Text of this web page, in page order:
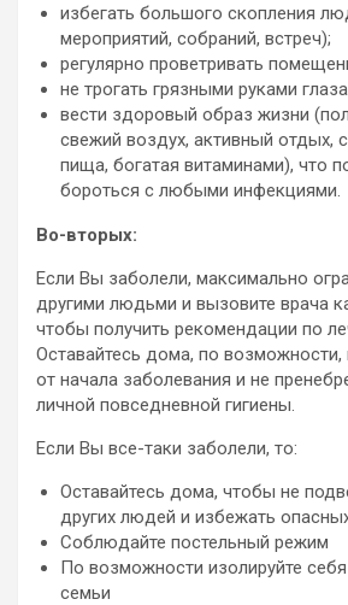
избегать большого скопления
мероприятий, собраний, встреч);
регулярно проветривать
не трогать грязными руками
вести здоровый образ жизни
свежий воздух, активный отдых,
пища, богатая витаминами), что
бороться с любыми инфекциями.
Во-вторых:
Если Вы заболели, максимально
другими людьми и вызовите врача
чтобы получить рекомендации по
Оставайтесь дома, по возможности,
от начала заболевания и не
личной повседневной гигиены.
Если Вы все-таки заболели, то:
Оставайтесь дома, чтобы не
других людей и избежать
Соблюдайте постельный режим
По возможности изолируйте
семьи